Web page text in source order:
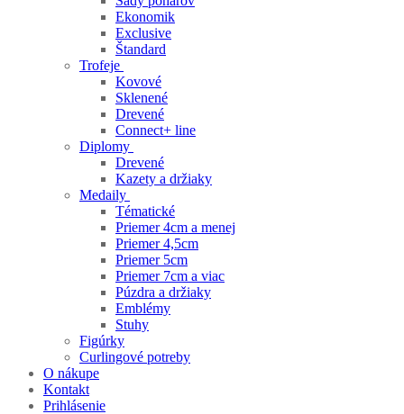
Ekonomik
Exclusive
Štandard
Trofeje
Kovové
Sklenené
Drevené
Connect+ line
Diplomy
Drevené
Kazety a držiaky
Medaily
Tématické
Priemer 4cm a menej
Priemer 4,5cm
Priemer 5cm
Priemer 7cm a viac
Púzdra a držiaky
Emblémy
Stuhy
Figúrky
Curlingové potreby
O nákupe
Kontakt
Prihlásenie